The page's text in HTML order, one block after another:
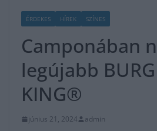
ÉRDEKES HÍREK SZÍNES
Camponában
legújabb
KING®
június 21, 2024 admin